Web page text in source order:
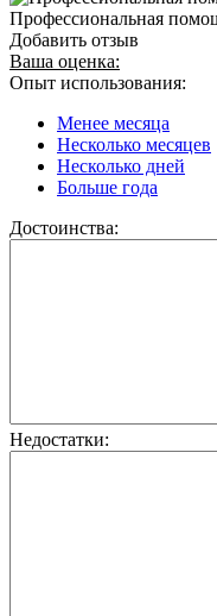
Профессиональная
Добавить отзыв
Ваша оценка:
Опыт использования:
Менее месяца
Несколько месяцев
Несколько дней
Больше года
Достоинства:
Недостатки: